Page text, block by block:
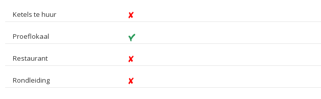
Ketels te huur
Proeflokaal
Restaurant
Rondleiding